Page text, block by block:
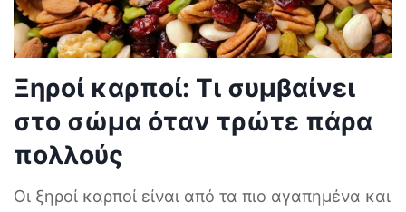
Ξηροί καρποί: Τι συμβαίνει
στο σώμα όταν τρώτε πάρα
πολλούς
Οι ξηροί καρποί είναι από τα πιο αγαπημένα και